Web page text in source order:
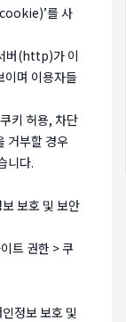
를 사
버(http)가 이
이며 이용자들
키 허용, 차단
거부할 경우
니다.
보호 및 보안
트 권한 > 쿠
정보 보호 및